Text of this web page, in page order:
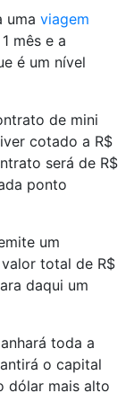
uma viagem
mês e a
é um nível
de mini
cotado a R$
será de R$
ponto
um
total de R$
daqui um
toda a
o capital
dólar mais alto